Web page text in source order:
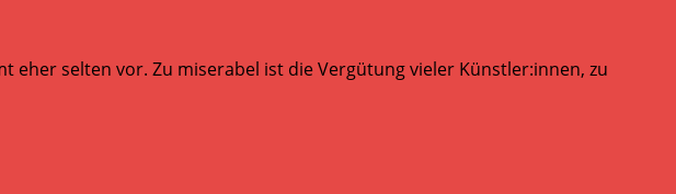
selten vor. Zu miserabel ist die Vergütung vieler Künstler:innen, zu